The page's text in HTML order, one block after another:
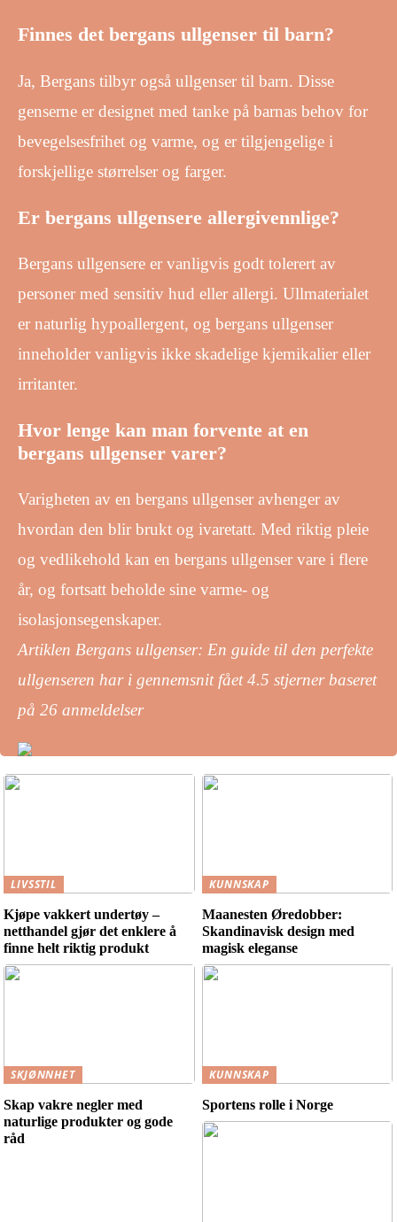
Finnes det bergans ullgenser til barn?
Ja, Bergans tilbyr også ullgenser til barn. Disse
genserne er designet med tanke på barnas behov for
bevegelsesfrihet og varme, og er tilgjengelige i
forskjellige størrelser og farger.
Er bergans ullgensere allergivennlige?
Bergans ullgensere er vanligvis godt tolerert av
personer med sensitiv hud eller allergi. Ullmaterialet
er naturlig hypoallergent, og bergans ullgenser
inneholder vanligvis ikke skadelige kjemikalier eller
irritanter.
Hvor lenge kan man forvente at en
bergans ullgenser varer?
Varigheten av en bergans ullgenser avhenger av
hvordan den blir brukt og ivaretatt. Med riktig pleie
og vedlikehold kan en bergans ullgenser vare i flere
år, og fortsatt beholde sine varme- og
isolasjonsegenskaper.
Artiklen Bergans ullgenser: En guide til den perfekte
ullgenseren har i gennemsnit fået4.5 stjerner baseret
på 26 anmeldelser
LIVSSTIL
Kjøpe vakkert undertøy –
netthandel gjør det enklere å
finne helt riktig produkt
KUNNSKAP
Maanesten Øredobber:
Skandinavisk design med
magisk eleganse
SKJØNNHET
Skap vakre negler med
naturlige produkter og gode
råd
KUNNSKAP
Sportens rolle i Norge